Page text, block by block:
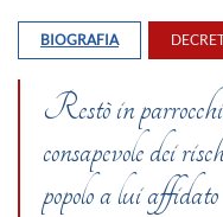
BIOGRAFIA
Restò in
consapevole dei
popolo a lui affidato